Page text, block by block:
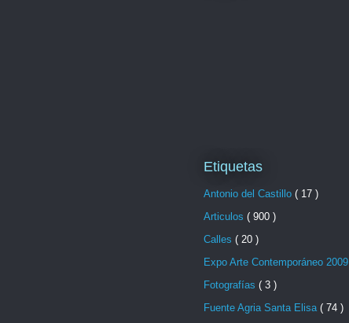
Etiquetas
Antonio del Castillo ( 17 )
Articulos ( 900 )
Calles ( 20 )
Expo Arte Contemporáneo 2009
Fotografías ( 3 )
Fuente Agria Santa Elisa ( 74 )